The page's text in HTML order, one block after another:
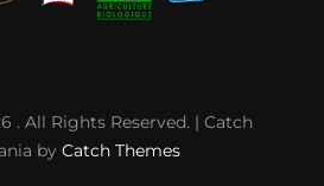
. All Rights Reserved. | Catch
by Catch Themes